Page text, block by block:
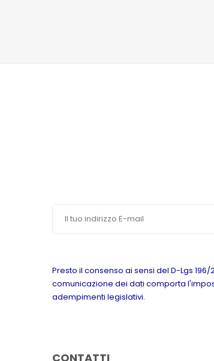
Presto il consenso ai sensi del D-Lgs
comunicazione dei dati comporta
adempimenti legislativi.
CONTATTI